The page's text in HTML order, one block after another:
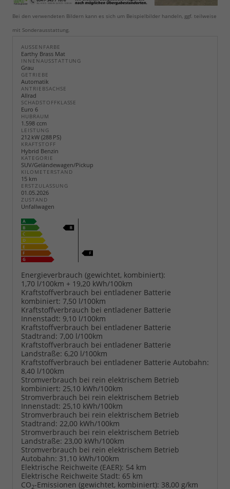
Bei den verwendeten Bildern kann es sich um Beispielbilder handeln, ggf. teilweise
mit Sonderausstattung.
AUSSENFARBE
Earthy Brass Mat
INNENAUSSTATTUNG
Grau
GETRIEBE
Automatik
ANTRIEBSACHSE
Allrad
SCHADSTOFFKLASSE
Euro 6
HUBRAUM
1.598 ccm
LEISTUNG
212 kW (288 PS)
KRAFTSTOFF
Hybrid Benzin
KATEGORIE
SUV/Geländewagen/Pickup
KILOMETERSTAND
15 km
ERSTZULASSUNG
01.05.2026
ZUSTAND
Unfallwagen
Energieverbrauch (gewichtet, kombiniert):
1,70 l/100km + 19,20 kWh/100km
Kraftstoffverbrauch bei entladener Batterie
kombiniert: 7,50 l/100km
Kraftstoffverbrauch bei entladener Batterie
Innenstadt: 9,10 l/100km
Kraftstoffverbrauch bei entladener Batterie
Stadtrand: 7,00 l/100km
Kraftstoffverbrauch bei entladener Batterie
Landstraße: 6,20 l/100km
Kraftstoffverbrauch bei entladener Batterie Autobahn:
8,40 l/100km
Stromverbrauch bei rein elektrischem Betrieb
kombiniert: 25,10 kWh/100km
Stromverbrauch bei rein elektrischem Betrieb
Innenstadt: 25,10 kWh/100km
Stromverbrauch bei rein elektrischem Betrieb
Stadtrand: 22,00 kWh/100km
Stromverbrauch bei rein elektrischem Betrieb
Landstraße: 23,00 kWh/100km
Stromverbrauch bei rein elektrischem Betrieb
Autobahn: 31,10 kWh/100km
Elektrische Reichweite (EAER): 54 km
Elektrische Reichweite Stadt: 65 km
CO2-Emissionen (gewichtet, kombiniert): 38,00 g/km